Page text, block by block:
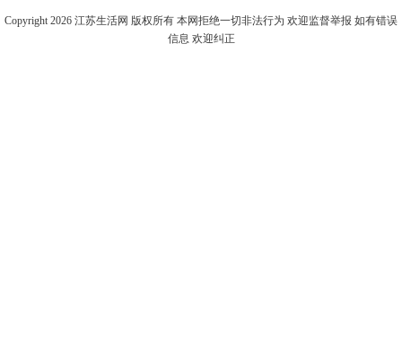
Copyright 2026 江苏生活网 版权所有 本网拒绝一切非法行为 欢迎监督举报 如有错误
信息 欢迎纠正